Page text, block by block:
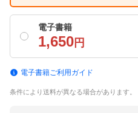
電子書籍
1,650 円
電子書籍ご利用ガイド
条件により送料が異なる場合があります。